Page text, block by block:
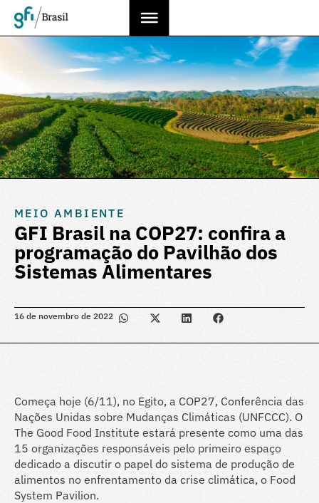
MEIO AMBIENTE
GFI Brasil na COP27: confira a
programação do Pavilhão dos
Sistemas Alimentares
16 de novembro de 2022
Começa hoje (6/11), no Egito, a COP27, Conferência das
Nações Unidas sobre Mudanças Climáticas (UNFCCC). O
The Good Food Institute estará presente como uma das
15 organizações responsáveis pelo primeiro espaço
dedicado a discutir o papel do sistema de produção de
alimentos no enfrentamento da crise climática, o Food
System Pavilion.